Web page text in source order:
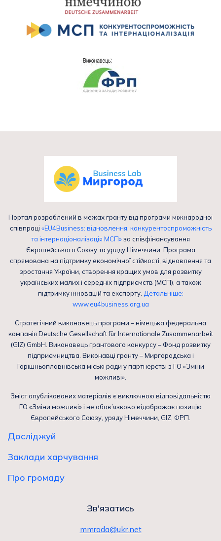
Портал розроблений в межах гранту від програми міжнародної
співпраці «EU4Business: відновлення, конкурентоспроможність
та інтернаціоналізація МСП»за співфінансування
Європейського Союзу та уряду Німеччини. Програма
спрямована на підтримку економічної стійкості, відновлення та
зростання України, створення кращих умов для розвитку
українських малих і середніх підприємств (МСП), а також
підтримку інновацій та експорту. Детальніше:
www.eu4business.org.ua
Стратегічний виконавець програми – німецька федеральна
компанія Deutsche Gesellschaft für Internationale Zusammenarbeit
(GIZ) GmbH. Виконавець грантового конкурсу – Фонд розвитку
підприємництва. Виконавці гранту – Миргородська і
Горішньоплавнівська міські ради у партнерстві з ГО «Зміни
можливі».
Зміст опублікованих матеріалів є виключною відповідальністю
ГО «Зміни можливі» і не обов’язково відображає позицію
Європейського Союзу, уряду Німеччини, GIZ, ФРП.
Досліджуй
Заклади харчування
Про громаду
Зв'язатись
mmrada@ukr.net